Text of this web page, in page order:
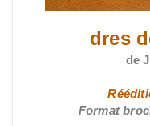
dres
de
Format